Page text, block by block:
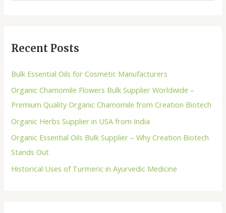
Recent Posts
Bulk Essential Oils for Cosmetic Manufacturers
Organic Chamomile Flowers Bulk Supplier Worldwide –
Premium Quality Organic Chamomile from Creation Biotech
Organic Herbs Supplier in USA from India
Organic Essential Oils Bulk Supplier – Why Creation Biotech
Stands Out
Historical Uses of Turmeric in Ayurvedic Medicine